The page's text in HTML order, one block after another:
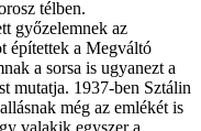
télben.
győzelemnek az
építettek a Megváltó
a sorsa is ugyanezt a
mutatja. 1937-ben Sztálin
még az emlékét is
valakik egyszer a